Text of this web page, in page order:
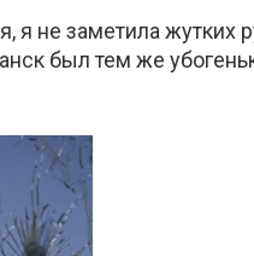
не заметила жутких
был тем же